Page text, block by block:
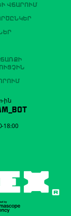
ՎՃԱՐՈՒՄ
ին
18:00